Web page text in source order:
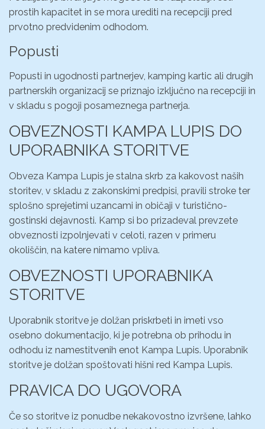
prostih kapacitet in se mora urediti na recepciji pred
prvotno predvidenim odhodom.
Popusti
Popusti in ugodnosti partnerjev, kamping kartic ali drugih
partnerskih organizacij se priznajo izključno na recepciji in
v skladu s pogoji posameznega partnerja.
OBVEZNOSTI KAMPA LUPIS DO
UPORABNIKA STORITVE
Obveza Kampa Lupis je stalna skrb za kakovost naših
storitev, v skladu z zakonskimi predpisi, pravili stroke ter
splošno sprejetimi uzancami in običaji v turistično-
gostinski dejavnosti. Kamp si bo prizadeval prevzete
obveznosti izpolnjevati v celoti, razen v primeru
okoliščin, na katere nimamo vpliva.
OBVEZNOSTI UPORABNIKA
STORITVE
Uporabnik storitve je dolžan priskrbeti in imeti vso
osebno dokumentacijo, ki je potrebna ob prihodu in
odhodu iz namestitvenih enot Kampa Lupis. Uporabnik
storitve je dolžan spoštovati hišni red Kampa Lupis.
PRAVICA DO UGOVORA
Če so storitve iz ponudbe nekakovostno izvršene, lahko